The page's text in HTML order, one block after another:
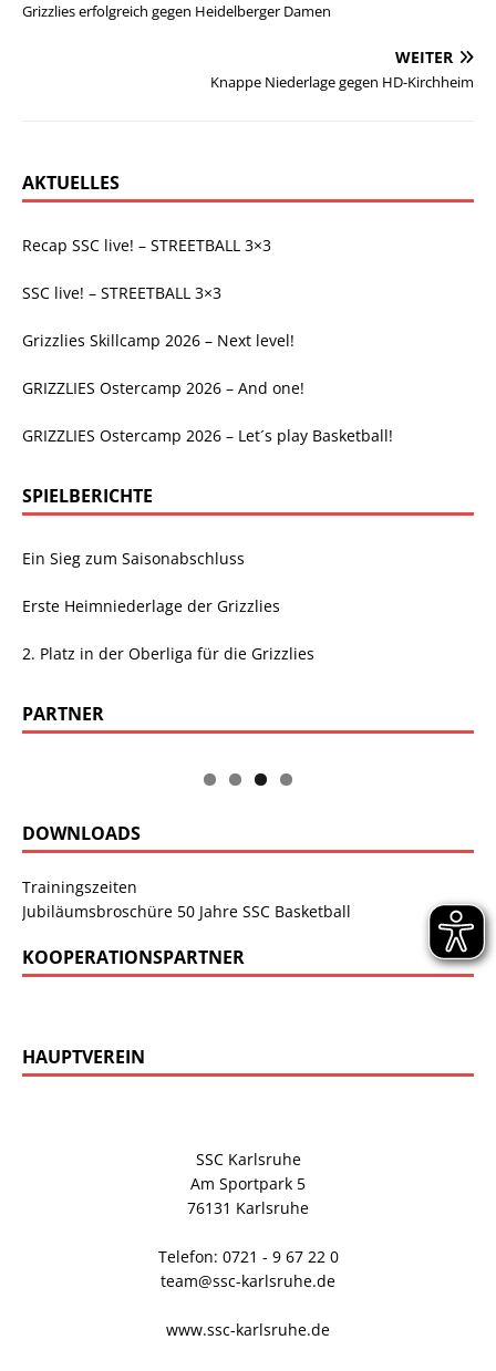
Grizzlies erfolgreich gegen Heidelberger Damen
WEITER
Knappe Niederlage gegen HD-Kirchheim
AKTUELLES
Recap SSC live! – STREETBALL 3×3
SSC live! – STREETBALL 3×3
Grizzlies Skillcamp 2026 – Next level!
GRIZZLIES Ostercamp 2026 – And one!
GRIZZLIES Ostercamp 2026 – Let´s play Basketball!
SPIELBERICHTE
Ein Sieg zum Saisonabschluss
Erste Heimniederlage der Grizzlies
2. Platz in der Oberliga für die Grizzlies
PARTNER
DOWNLOADS
Trainingszeiten
Jubiläumsbroschüre 50 Jahre SSC Basketball
KOOPERATIONSPARTNER
HAUPTVEREIN
SSC Karlsruhe
Am Sportpark 5
76131 Karlsruhe
Telefon: 0721 - 9 67 22 0
team@ssc-karlsruhe.de
www.ssc-karlsruhe.de